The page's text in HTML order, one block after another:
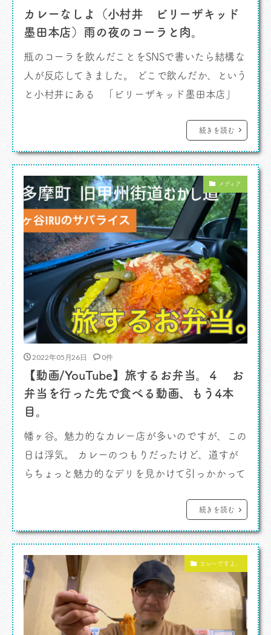
カレーなしよ（小村井 ビリーザキッド
墨田本店）雨の夜のコーラと肉。
瓶のコーラを飲んだことをSNSで書いたら結構な
人が反応してきました。 どこで飲んだか、という
と小村井にある 「ビリーザキッド墨田本店」
宗教みたいなものなんですよ。ちょいと気持ちの
調子が悪い時、からだに元気がない時。おまじな
昔読んだ小説の主人公になぞらえているのです
よ。たしか前にも […]
続きを読む
メディア
2022年05月26日 0件
【動画/YouTube】旅するお弁当。４ お
弁当を行った先で食べる動画、もう4本
目。
幡ヶ谷。魅力的なカレー店が多いのですが、この
日は浮気。 カレーのつもりだったけど、道すが
らちょっと魅力的なデリを見かけて引っかかって
に寄ったんです。 「 IRU」 という屋号らしい。
看板はないみたい。かわいらしいお嬢さんが販売
て、ラグーパスタや鴨ローストのお弁当など迷い
ます。 フムスがあったり砂肝のコンフィ、 […]
続きを読む
カレーですよ。